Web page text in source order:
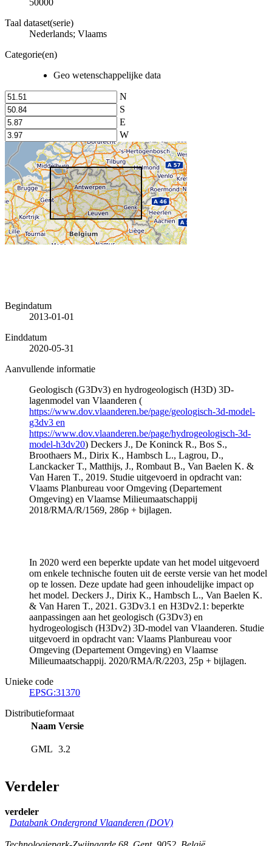
Taal dataset(serie)
Nederlands; Vlaams
Categorie(en)
Geo wetenschappelijke data
N
S
E
W
Begindatum
2013-01-01
Einddatum
2020-05-31
Aanvullende informatie
Geologisch (G3Dv3) en hydrogeologisch (H3D) 3D-
lagenmodel van Vlaanderen (
https://www.dov.vlaanderen.be/page/geologisch-3d-model-
g3dv3 en
https://www.dov.vlaanderen.be/page/hydrogeologisch-3d-
model-h3dv20) Deckers J., De Koninck R., Bos S.,
Broothaers M., Dirix K., Hambsch L., Lagrou, D.,
Lanckacker T., Matthijs, J., Rombaut B., Van Baelen K. &
Van Haren T., 2019. Studie uitgevoerd in opdracht van:
Vlaams Planbureau voor Omgeving (Departement
Omgeving) en Vlaamse Milieumaatschappij
2018/RMA/R/1569, 286p + bijlagen.
In 2020 werd een beperkte update van het model uitgevoerd
om enkele technische fouten uit de eerste versie van het model
op te lossen. Deze update had geen inhoudelijke impact op
het model. Deckers J., Dirix K., Hambsch L., Van Baelen K.
& Van Haren T., 2021. G3Dv3.1 en H3Dv2.1: beperkte
aanpassingen aan het geologisch (G3Dv3) en
hydrogeologisch (H3Dv2) 3D-model van Vlaanderen. Studie
uitgevoerd in opdracht van: Vlaams Planbureau voor
Omgeving (Departement Omgeving) en Vlaamse
Milieumaatschappij. 2020/RMA/R/2203, 25p + bijlagen.
Unieke code
EPSG:31370
Distributieformaat
Naam Versie
GML 3.2
Verdeler
verdeler
Databank Ondergrond Vlaanderen (DOV)